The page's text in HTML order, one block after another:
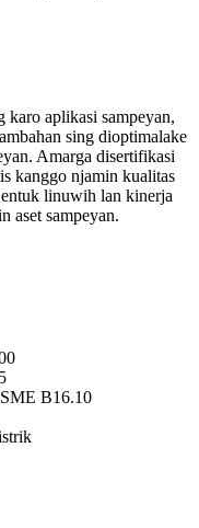
karo aplikasi sampeyan,
sing dioptimalake
Amarga disertifikasi
kanggo njamin kualitas
linuwih lan kinerja
aset sampeyan.
B16.10